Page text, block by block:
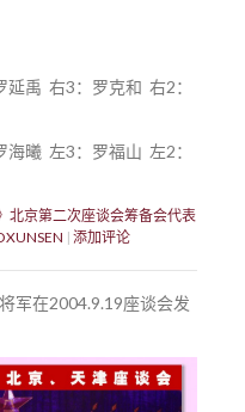
禹 右3：罗克和 右2：
曦 左3：罗福山 左2：
北京第二次座谈会筹备会代表
添加评论
军在2004.9.19座谈会发